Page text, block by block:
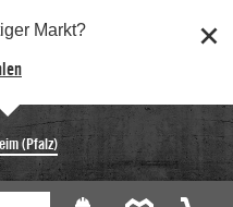
Markt?
(Pfalz)